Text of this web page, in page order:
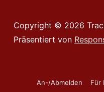
Copyright © 2026
Präsentiert von
Footer-
An-/Abmelden Für